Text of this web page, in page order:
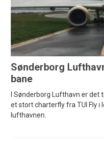
Sønderborg
bane
I Sønderborg Lufthavn er
et stort charterfly fra TUI Fly i
lufthavnen.